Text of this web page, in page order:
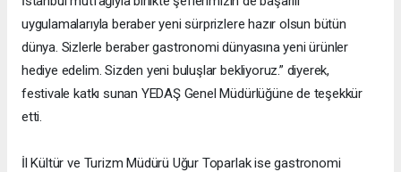
uygulamalarıyla beraber yeni sürprizlere hazır olsun bütün
dünya. Sizlerle beraber gastronomi dünyasına yeni ürünler
hediye edelim. Sizden yeni buluşlar bekliyoruz.” diyerek,
festivale katkı sunan YEDAŞ Genel Müdürlüğüne de teşekkür
etti.
İl Kültür ve Turizm Müdürü Uğur Toparlak ise gastronomi